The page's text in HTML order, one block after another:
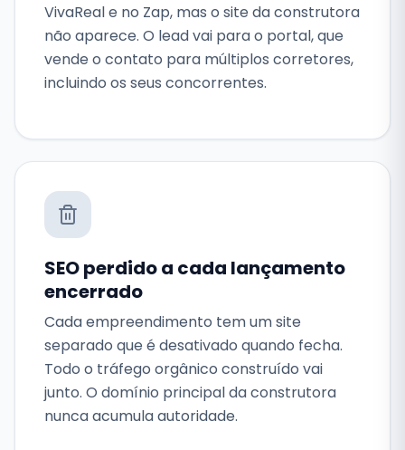
VivaReal e no Zap, mas o site da construtora
não aparece. O lead vai para o portal, que
vende o contato para múltiplos corretores,
incluindo os seus concorrentes.
SEO perdido a cada lançamento
encerrado
Cada empreendimento tem um site
separado que é desativado quando fecha.
Todo o tráfego orgânico construído vai
junto. O domínio principal da construtora
nunca acumula autoridade.